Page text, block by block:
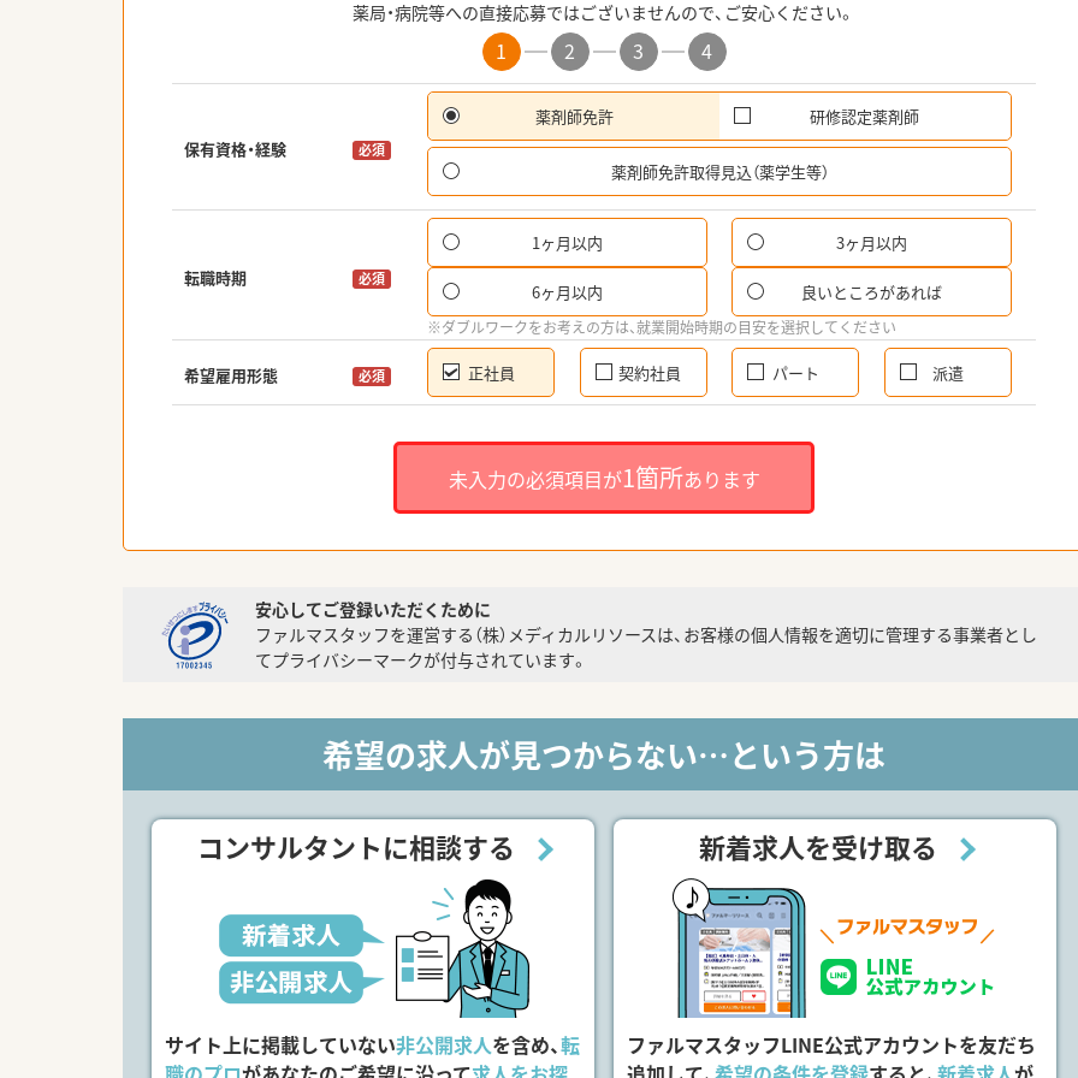
薬局・病院等への直接応募ではございませんので、ご安心ください。
1 2 3 4
保有資格・経験 必須
薬剤師免許 研修認定薬剤師
薬剤師免許取得見込（薬学生等）
転職時期 必須
1ヶ月以内 3ヶ月以内
6ヶ月以内 良いところがあれば
※ダブルワークをお考えの方は、就業開始時期の目安を選択してください
希望雇用形態 必須 正社員 契約社員 パート 派遣
未入力の必須項目が1箇所あります
安心してご登録いただくために
ファルマスタッフを運営する（株）メディカルリソースは、お客様の個人情報を適切に管理する事業者とし
てプライバシーマークが付与されています。
希望の求人が見つからない…という方は
コンサルタントに相談する
サイト上に掲載していない非公開求人を含め、転
新着求人を受け取る
ファルマスタッフLINE公式アカウントを友だち